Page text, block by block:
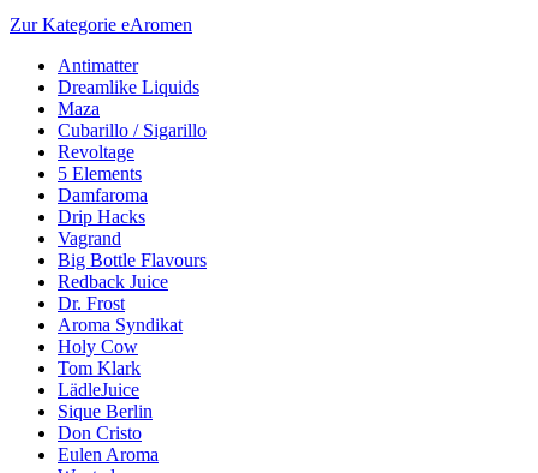
Zur Kategorie eAromen
Antimatter
Dreamlike Liquids
Maza
Cubarillo / Sigarillo
Revoltage
5 Elements
Damfaroma
Drip Hacks
Vagrand
Big Bottle Flavours
Redback Juice
Dr. Frost
Aroma Syndikat
Holy Cow
Tom Klark
LädleJuice
Sique Berlin
Don Cristo
Eulen Aroma